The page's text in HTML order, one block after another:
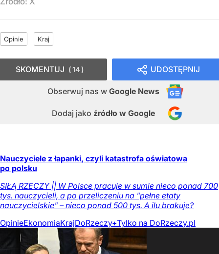
Opinie Kraj
UDOSTĘPNIJ
Obserwuj nas w Google News
Dodaj jako źródło w Google
SKOMENTUJ 14
Nauczyciele z łapanki, czyli katastrofa oświatowa
po polsku
SIŁĄ RZECZY || W Polsce pracuje w sumie nieco ponad 700
tys. nauczycieli, a po przeliczeniu na "pełne etaty
nauczycielskie" – nieco ponad 500 tys. A ilu brakuje?
OpinieEkonomiaKrajDoRzeczy+Tylko na DoRzeczy.pl